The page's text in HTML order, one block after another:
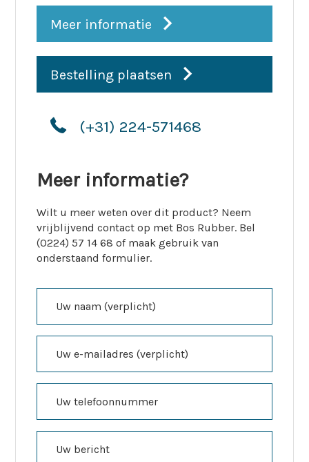
Meer informatie
Bestelling plaatsen
(+31) 224-571468
Meer informatie?
Wilt u meer weten over dit product? Neem
vrijblijvend contact op met Bos Rubber. Bel
(0224) 57 14 68 of maak gebruik van
onderstaand formulier.